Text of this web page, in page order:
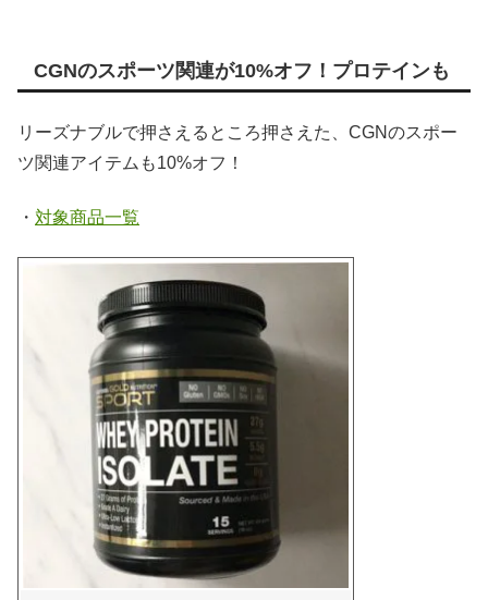
CGNのスポーツ関連が10%オフ！プロテインも
リーズナブルで押さえるところ押さえた、CGNのスポー
ツ関連アイテムも10%オフ！
・ 対象商品一覧